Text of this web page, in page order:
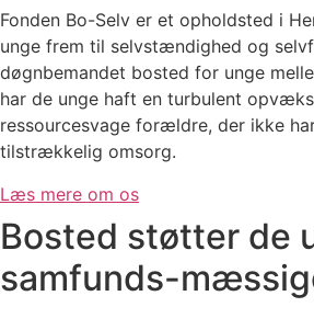
Fonden Bo-Selv er et opholdsted i
unge frem til selvstændighed og
døgnbemandet bosted for unge
har de unge haft en turbulent
ressourcesvage forældre, der ikke
tilstrækkelig omsorg.
Læs mere om os
Bosted støtter de
samfunds-